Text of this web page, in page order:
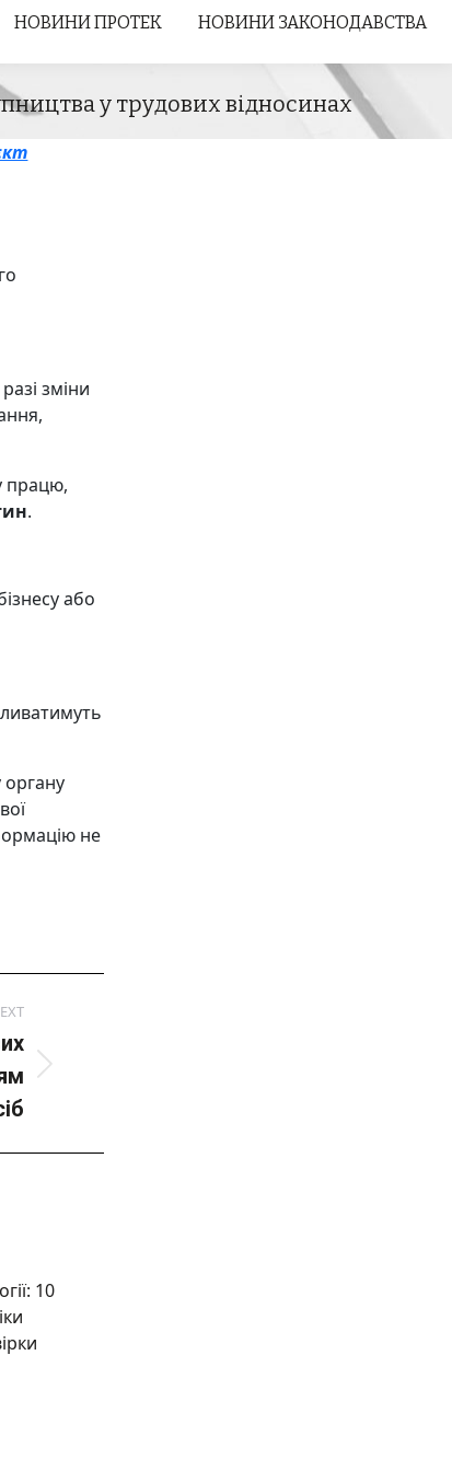
НОВИНИ ПРОТЕК НОВИНИ ЗАКОНОДАВСТВА
у трудових відносинах
зміни
працю,
.
або
не
10
НОВИНИ ПРОТЕК НОВИНИ ЗАКОНОДАВСТВА